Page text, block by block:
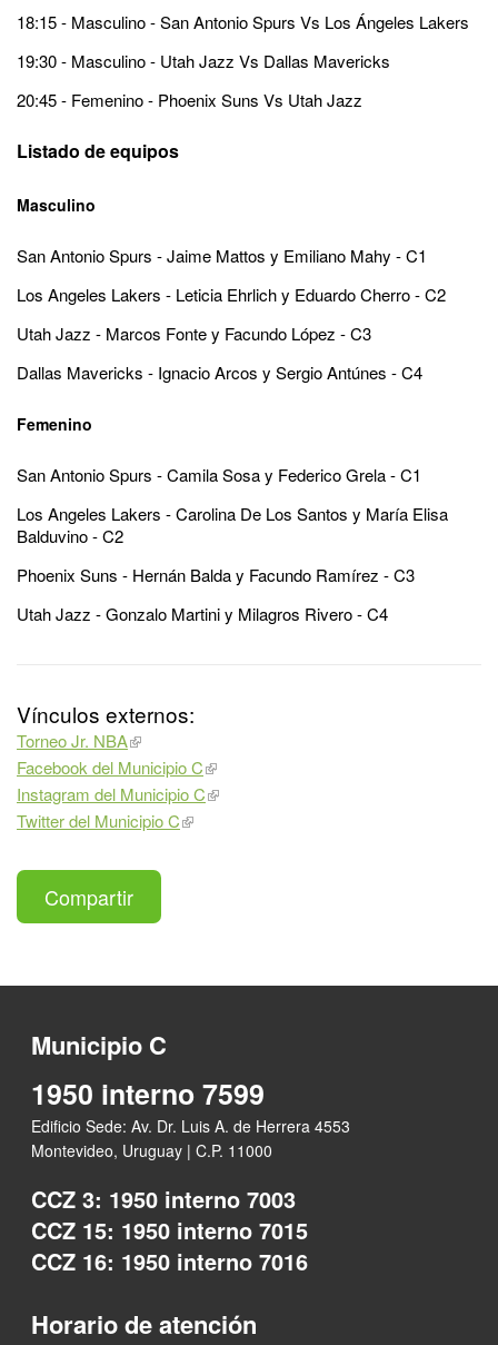
18:15 - Masculino - San Antonio Spurs Vs Los Ángeles Lakers
19:30 - Masculino - Utah Jazz Vs Dallas Mavericks
20:45 - Femenino - Phoenix Suns Vs Utah Jazz
Listado de equipos
Masculino
San Antonio Spurs - Jaime Mattos y Emiliano Mahy - C1
Los Angeles Lakers - Leticia Ehrlich y Eduardo Cherro - C2
Utah Jazz - Marcos Fonte y Facundo López - C3
Dallas Mavericks - Ignacio Arcos y Sergio Antúnes - C4
Femenino
San Antonio Spurs - Camila Sosa y Federico Grela - C1
Los Angeles Lakers - Carolina De Los Santos y María Elisa
Balduvino - C2
Phoenix Suns - Hernán Balda y Facundo Ramírez - C3
Utah Jazz - Gonzalo Martini y Milagros Rivero - C4
Vínculos externos:
Torneo Jr. NBA
Facebook del Municipio C
Instagram del Municipio C
Twitter del Municipio C
Compartir
Municipio C
1950 interno 7599
Edificio Sede: Av. Dr. Luis A. de Herrera 4553
Montevideo, Uruguay | C.P. 11000
CCZ 3: 1950 interno 7003
CCZ 15: 1950 interno 7015
CCZ 16: 1950 interno 7016
Horario de atención